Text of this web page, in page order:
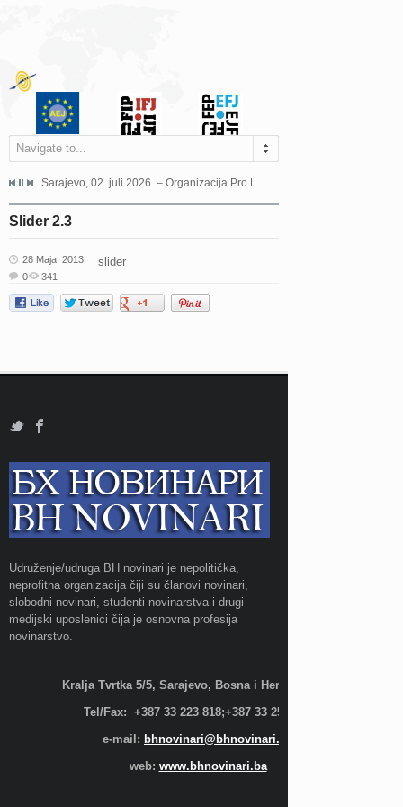
Navigate to...
Grada Sarajeva povodom Dana Sarajeva dugogodišnjoj...
Sarajevo, 02. juli 2026. – Organizacija Pro Educa juče je uspješno
Slider 2.3
28 Maja, 2013 slider
0 341
Udruženje/udruga BH novinari je nepolitička,
neprofitna organizacija čiji su članovi novinari,
slobodni novinari, studenti novinarstva i drugi
medijski uposlenici čija je osnovna profesija
novinarstvo.
Kralja Tvrtka 5/5, Sarajevo, Bosna i Hercegovina;
Tel/Fax: +387 33 223 818;+387 33 255 600
e-mail: bhnovinari@bhnovinari.ba
web: www.bhnovinari.ba